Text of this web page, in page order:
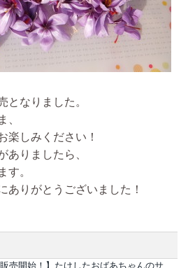
となりました。
、
楽しみください！
ありましたら、
す。
ありがとうございました！
売開始！】たけしたおばあちゃんのサ